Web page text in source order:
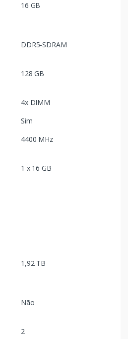
16 GB
DDR5-SDRAM
128 GB
4x DIMM
Sim
4400 MHz
1 x 16 GB
1,92 TB
Não
2